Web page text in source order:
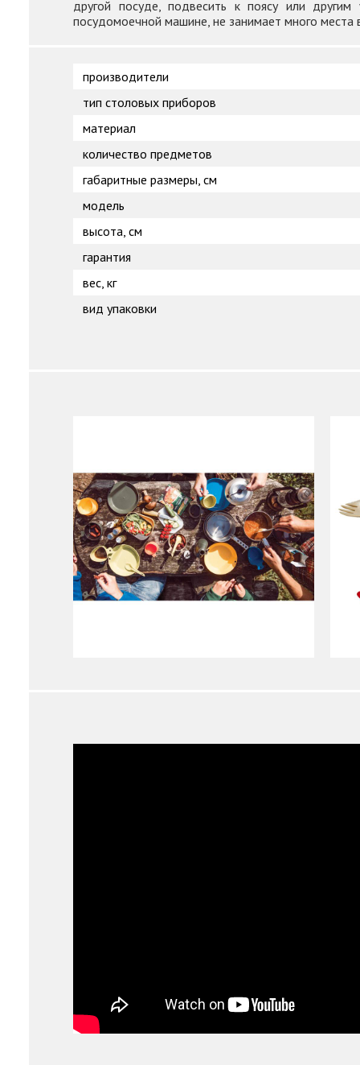
другой посуде, подвесить к поясу или
посудомоечной машине, не занимает много места
производители
тип столовых приборов
материал
количество предметов
габаритные размеры, см
модель
высота, см
гарантия
вес, кг
вид упаковки